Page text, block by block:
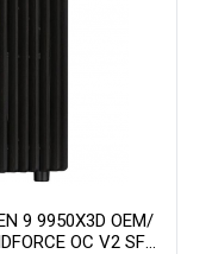
9 9950X3D OEM/
OC V2 SFF